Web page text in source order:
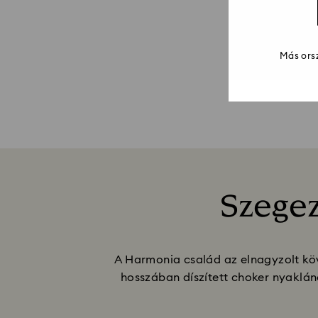
A Harmonia család az elnagyzolt
hosszában díszített choker
Más